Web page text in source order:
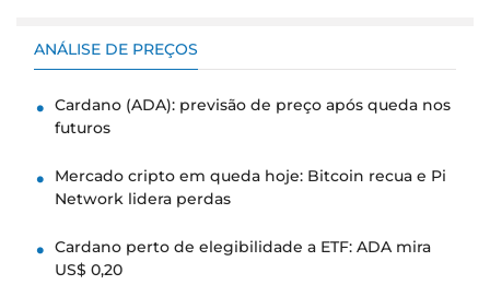
ANÁLISE DE PREÇOS
Cardano (ADA): previsão de preço após queda nos
futuros
Mercado cripto em queda hoje: Bitcoin recua e Pi
Network lidera perdas
Cardano perto de elegibilidade a ETF: ADA mira
US$ 0,20